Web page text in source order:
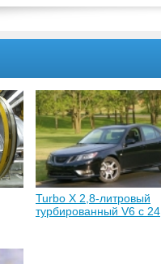
Turbo X 2,8-литровый
турбированный V6 с 24